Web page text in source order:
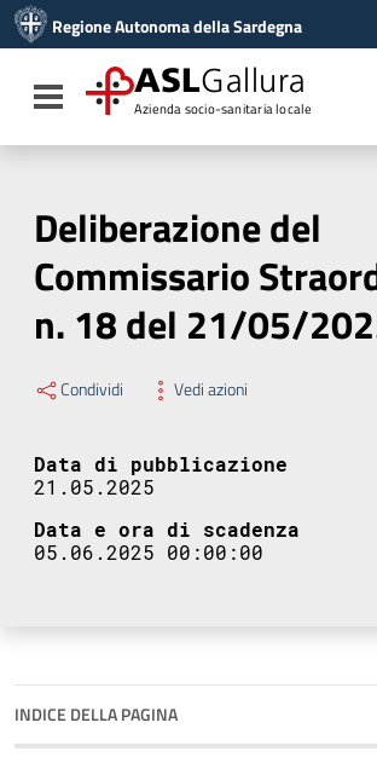
Vai al menu di navigazione
Vai al footer
Regione Autonoma della Sardegna
Toggle navigation
ASLGallura
Azienda socio-sanitaria locale
Deliberazione del
Commissario
n. 18 del 21/05/
Condividi Vedi azioni
Data di pubblicazione
21.05.2025
Data e ora di scadenza
05.06.2025 00:00:00
INDICE DELLA PAGINA